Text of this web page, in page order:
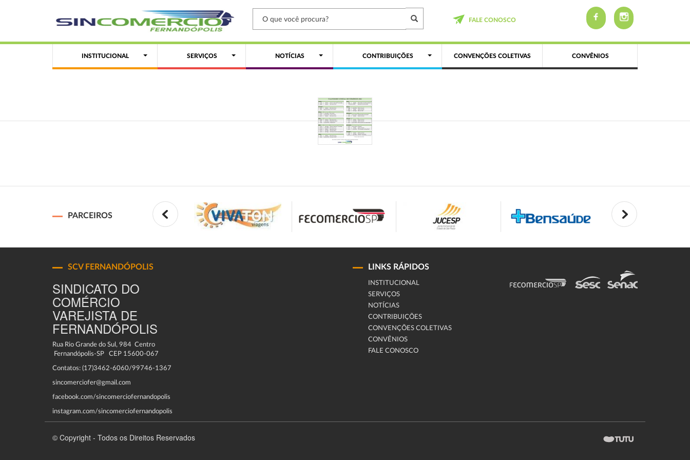
FALE CONOSCO
INSTITUCIONAL SERVIÇOS NOTÍCIAS CONTRIBUIÇÕES CONVENÇÕES COLETIVAS CONVÊNIOS
PARCEIROS
SCV FERNANDÓPOLIS
SINDICATO DO
COMÉRCIO
VAREJISTA DE
FERNANDÓPOLIS
Rua Rio Grande do Sul, 984 Centro
Fernandópolis-SP CEP 15600-067
Contatos: (17)3462-6060/99746-1367
sincomerciofer@gmail.com
facebook.com/sincomerciofernandopolis
instagram.com/sincomerciofernandopolis
LINKS RÁPIDOS
INSTITUCIONAL
SERVIÇOS
NOTÍCIAS
CONTRIBUIÇÕES
CONVENÇÕES COLETIVAS
CONVÊNIOS
FALE CONOSCO
© Copyright - Todos os Direitos Reservados